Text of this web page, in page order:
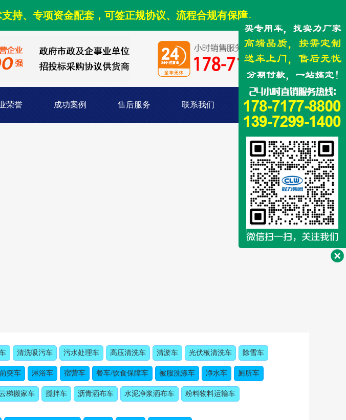
持、专项资金配套，可签正规协议、流程合规有保障。
荣誉 成功案例 售后服务 联系我们
清洗吸污车 污水处理车 高压清洗车 清淤车 光伏板清洗车 除雪车
突车 淋浴车 宿营车 餐车/饮食保障车 被服洗涤车 净水车 厕所车
梯搬家车 搅拌车 沥青洒布车 水泥净浆洒布车
粉料物料运输车